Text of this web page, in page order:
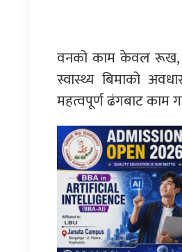
वनको काम केवल रूख,
स्वास्थ्य बिमाको
महत्वपूर्ण ढंगबाट काम